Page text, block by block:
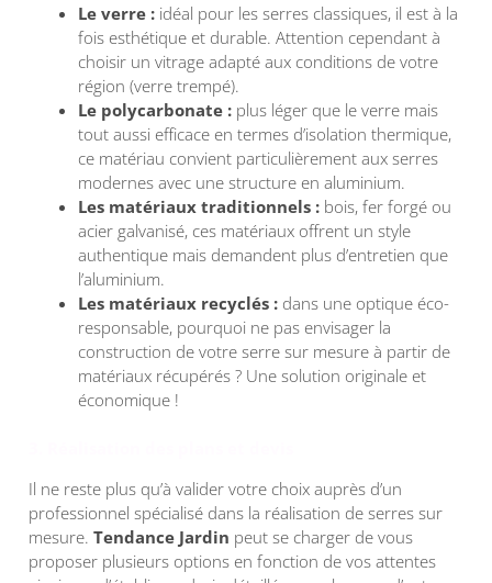
Le verre : idéal pour les serres classiques, il est à la
fois esthétique et durable. Attention cependant à
choisir un vitrage adapté aux conditions de votre
région (verre trempé).
Le polycarbonate : plus léger que le verre mais
tout aussi efficace en termes d’isolation thermique,
ce matériau convient particulièrement aux serres
modernes avec une structure en aluminium.
Les matériaux traditionnels : bois, fer forgé ou
acier galvanisé, ces matériaux offrent un style
authentique mais demandent plus d’entretien que
l’aluminium.
Les matériaux recyclés : dans une optique éco-
responsable, pourquoi ne pas envisager la
construction de votre serre sur mesure à partir de
matériaux récupérés ? Une solution originale et
économique !
Il ne reste plus qu’à valider votre choix auprès d’un
professionnel spécialisé dans la réalisation de serres sur
mesure.Tendance Jardin peut se charger de vous
proposer plusieurs options en fonction de vos attentes